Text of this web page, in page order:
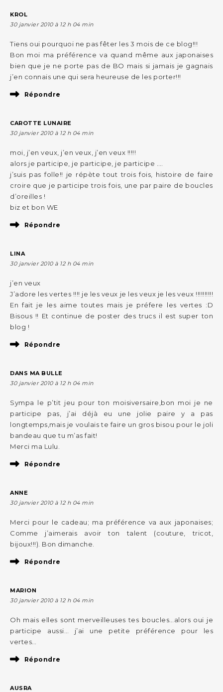
KROL
30 janvier 2010 à 12 h 04 min
Tiens oui pourquoi ne pas fêter les 3 mois de ce blog!!!
Bon moi ma préférence va quand même aux japonaises
bien que je ne porte pas de BO mais si jamais je gagnais
j’en connais une qui sera heureuse de les porter!!!
Répondre
CAROTTE LUNAIRE
30 janvier 2010 à 12 h 04 min
moi, j’en veux, j’en veux, j’en veux !!!!!
alors je participe, je participe, je participe ….
j’suis pas folle!! je répète tout trois fois, histoire de faire
croire que je participe trois fois, une par paire de boucles
d’oreilles !
biz et bon WE
Répondre
LINA
30 janvier 2010 à 12 h 04 min
j’en veux
J’adore les vertes !!!! je les veux je les veux je les veux !!!!!!!!!!
En fait je les aime toutes mais je préfere les vertes :D
Bisous !! Et continue de poster des trucs il est super ton
blog !
Répondre
DANS MA BULLE
30 janvier 2010 à 12 h 04 min
Sympa le p’tit jeu pour ton moisiversaire,bon moi je ne
participe pas, j’ai déjà eu une jolie paire y a pas
longtemps,mais je voulais te faire un gros bisou pour le joli
bandeau que tu m’as fait!
Merci ma Lulu.
Répondre
ANNE
30 janvier 2010 à 12 h 04 min
Merci pour le cadeau; ma préférence va aux japonaises;
Comme j’aimerais avoir ton talent (couture, tricot,
bijoux!!!). Bon dimanche.
Répondre
MARION
30 janvier 2010 à 12 h 04 min
Oh mais elles sont merveilleuses tes boucles…alors oui je
participe aussi… j’ai une petite préférence pour les
vertes…
Répondre
AUSRA